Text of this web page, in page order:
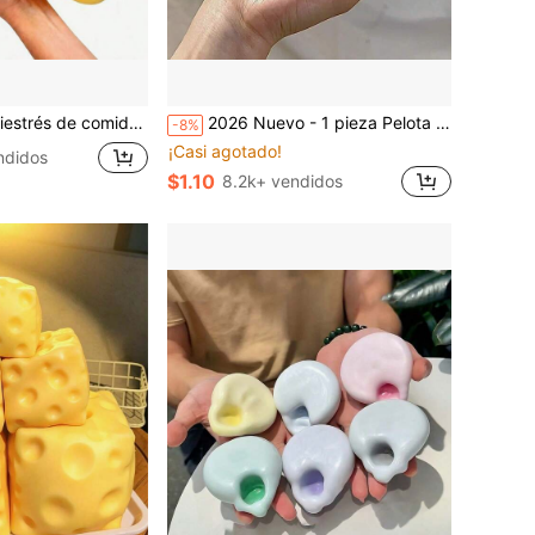
y pan de 14 cm, esponjoso de recuperación lenta, kawaii -8% 2026 Nuevo - 1 pieza Pelota de estrés extra grande de cristal rosa súper suave hecha a mano - Regalo de cumpleaños - Regalo de vacaciones - Regalo perfecto - Presente, mejora del estado de ánimo
¡Casi agotado!
$1.10 8.2k+ vendidos